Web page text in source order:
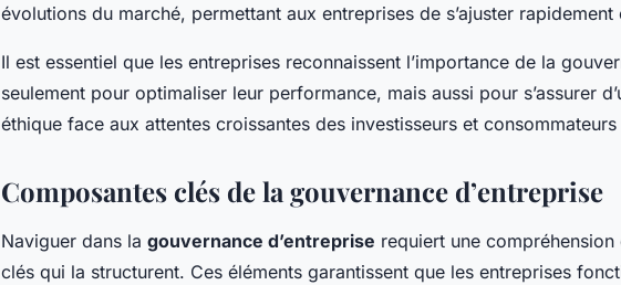
évolutions du marché, permettant aux entreprises de s’ajuster
Il est essentiel que les entreprises reconnaissent l’importance de la
seulement pour optimaliser leur performance, mais aussi pour s’assurer
éthique face aux attentes croissantes des investisseurs et
Composantes clés de la gouvernance d’entreprise
Naviguer dans la gouvernance d’entreprise requiert une
clés qui la structurent. Ces éléments garantissent que les entreprises